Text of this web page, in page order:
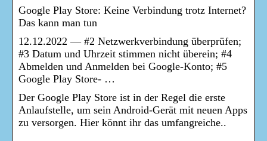
Google Play Store: Keine Verbindung trotz Internet?
Das kann man tun
12.12.2022 — #2 Netzwerkverbindung überprüfen;
#3 Datum und Uhrzeit stimmen nicht überein; #4
Abmelden und Anmelden bei Google-Konto; #5
Google Play Store- …
Der Google Play Store ist in der Regel die erste
Anlaufstelle, um sein Android-Gerät mit neuen Apps
zu versorgen. Hier könnt ihr das umfangreiche..